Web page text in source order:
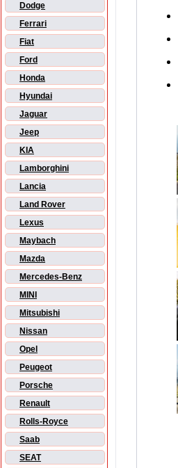
Dodge
Ferrari
Fiat
Ford
Honda
Hyundai
Jaguar
Jeep
KIA
Lamborghini
Lancia
Land Rover
Lexus
Maybach
Mazda
Mercedes-Benz
MINI
Mitsubishi
Nissan
Opel
Peugeot
Porsche
Renault
Rolls-Royce
Saab
SEAT